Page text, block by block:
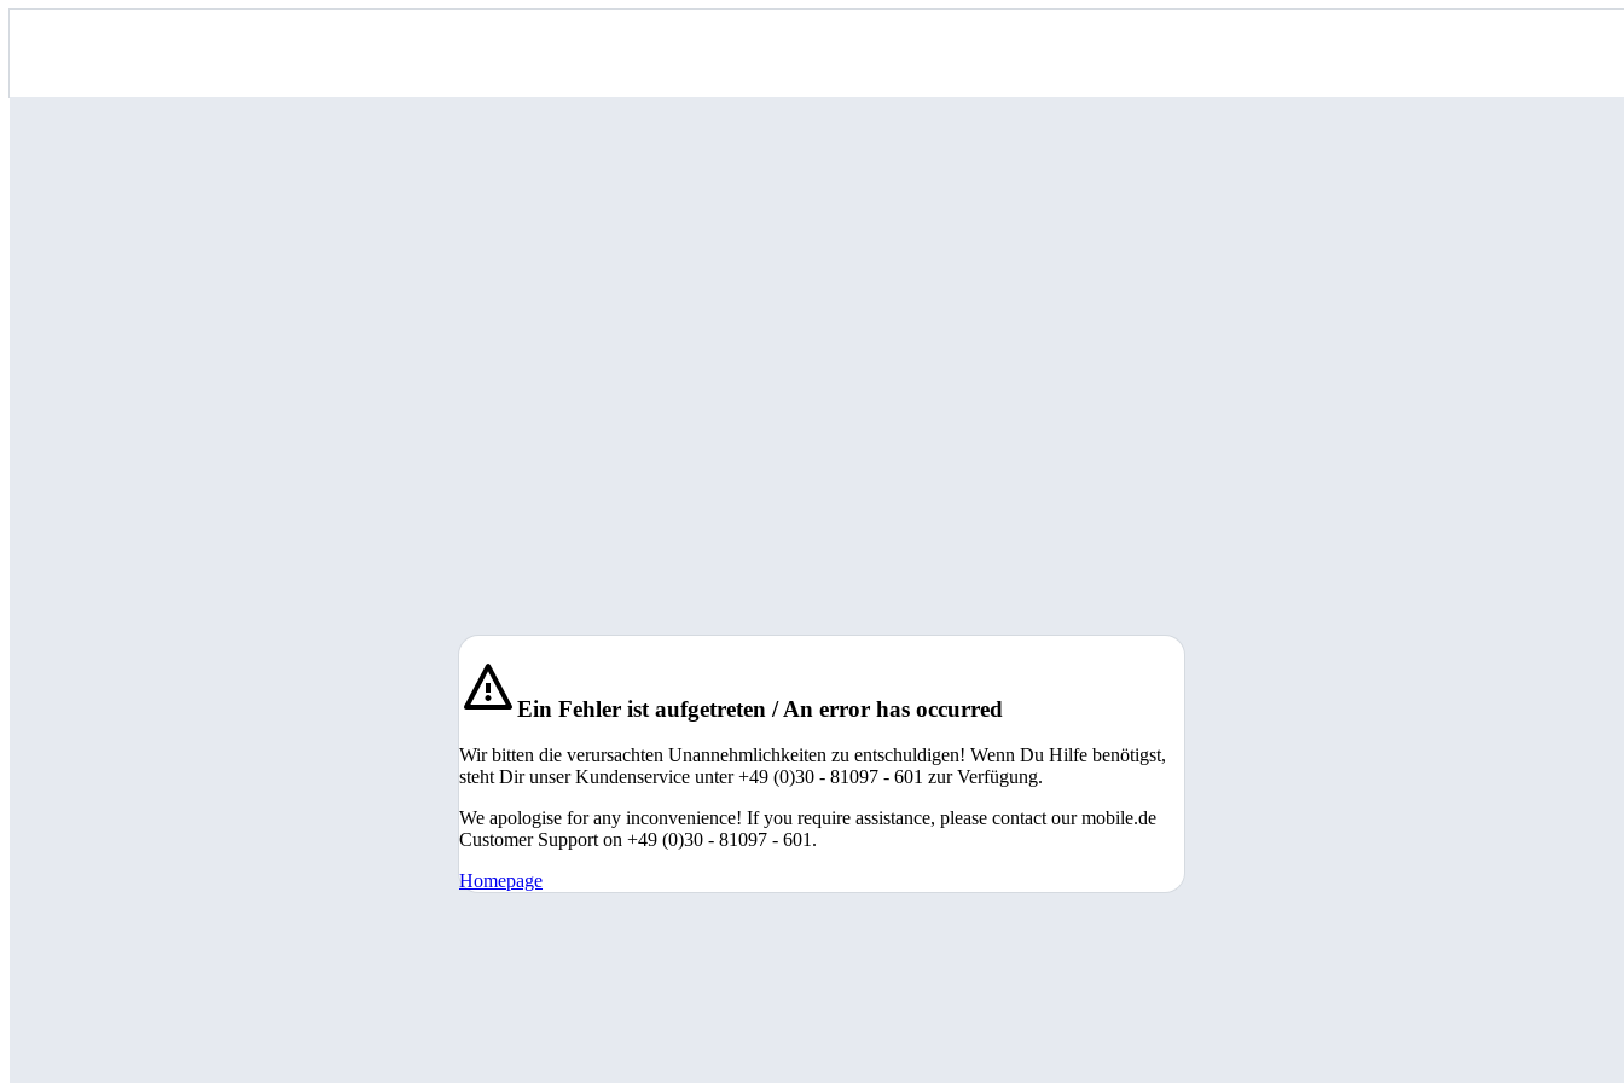
Ein Fehler ist aufgetreten / An error has occurred
Wir bitten die verursachten Unannehmlichkeiten zu entschuldigen! Wenn Du Hilfe benötigst,
steht Dir unser Kundenservice unter +49 (0)30 - 81097 - 601 zur Verfügung.
We apologise for any inconvenience! If you require assistance, please contact our mobile.de
Customer Support on +49 (0)30 - 81097 - 601.
Homepage